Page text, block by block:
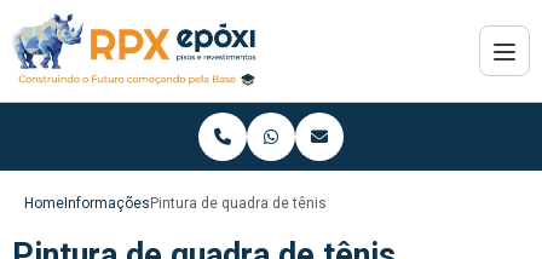
HomeInformaçõesPintura de quadra de tênis